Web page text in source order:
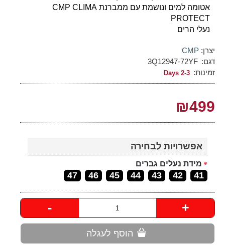
אטומה למים ונושמת עם ממברנת CMP CLIMA
PROTECT
נעלי הרים
יצרן: CMP
דגם: 3Q12947-72YF
זמינות: 2-3 Days
₪499
אפשרויות לבחירה
מידת נעלים גברים
41
42
43
44
45
46
47
- +
הוסף לעגלה